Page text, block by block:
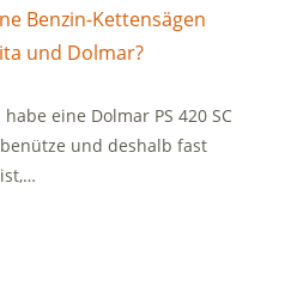
Benzin-Kettensägen
und Dolmar?
eine Dolmar PS 420 SC
und deshalb fast